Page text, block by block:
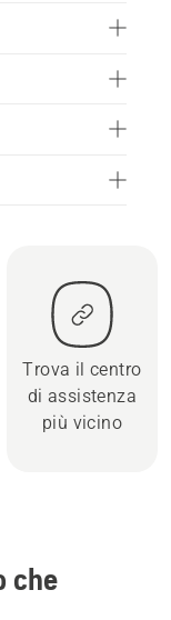
Trova il centro
di assistenza
più vicino
che